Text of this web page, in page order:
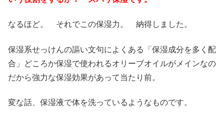
なるほど。 それでこの保湿力。 納得しました。
保湿系せっけんの謳い文句によくある「保湿成分を多く配
合」どころか保湿で使われるオリーブオイルがメインなの
だから強力な保湿効果があって当たり前。
変な話、保湿液で体を洗っているようなものです。